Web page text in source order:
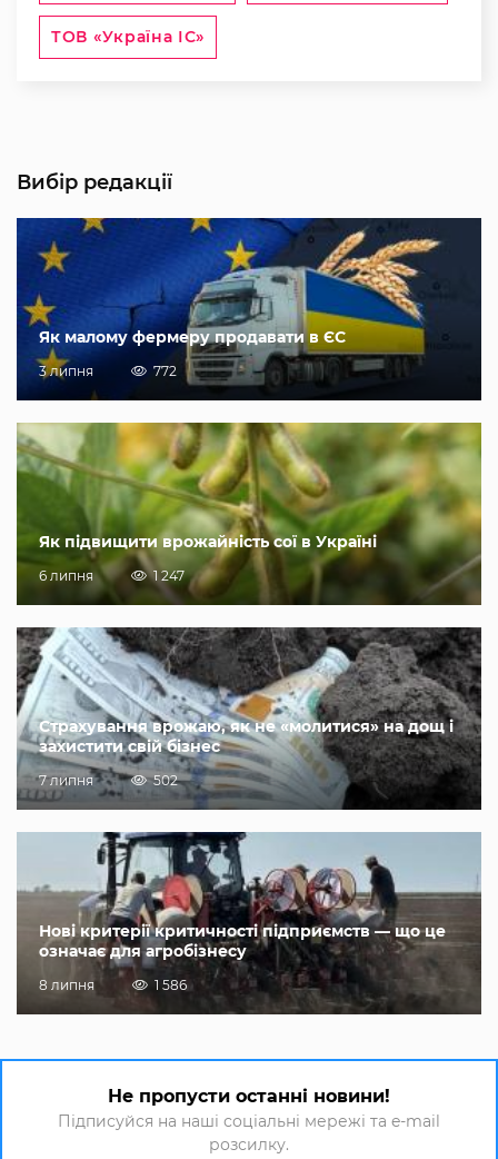
ТОВ «Україна ІС»
Вибір редакції
Як малому фермеру продавати в ЄС
3 липня 772
Як підвищити врожайність сої в Україні
6 липня 1 247
Страхування врожаю, як не «молитися» на дощ і
захистити свій бізнес
7 липня 502
Нові критерії критичності підприємств — що це
означає для агробізнесу
8 липня 1 586
Не пропусти останні новини!
Підписуйся на наші соціальні мережі та e-mail
розсилку.